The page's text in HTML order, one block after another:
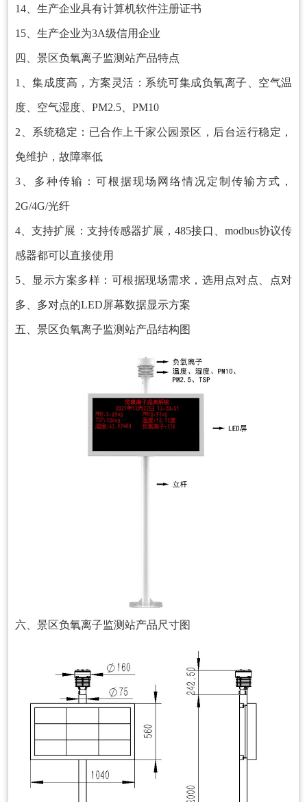
14、生产企业具有计算机软件注册证书
15、生产企业为3A级信用企业
四、景区负氧离子监测站产品特点
1、集成度高，方案灵活：系统可集成负氧离子、空气温
度、空气湿度、PM2.5、PM10
2、系统稳定：已合作上千家公园景区，后台运行稳定，
免维护，故障率低
3、多种传输：可根据现场网络情况定制传输方式，
2G/4G/光纤
4、支持扩展：支持传感器扩展，485接口、modbus协议传
感器都可以直接使用
5、显示方案多样：可根据现场需求，选用点对点、点对
多、多对点的LED屏幕数据显示方案
五、景区负氧离子监测站产品结构图
六、景区负氧离子监测站产品尺寸图